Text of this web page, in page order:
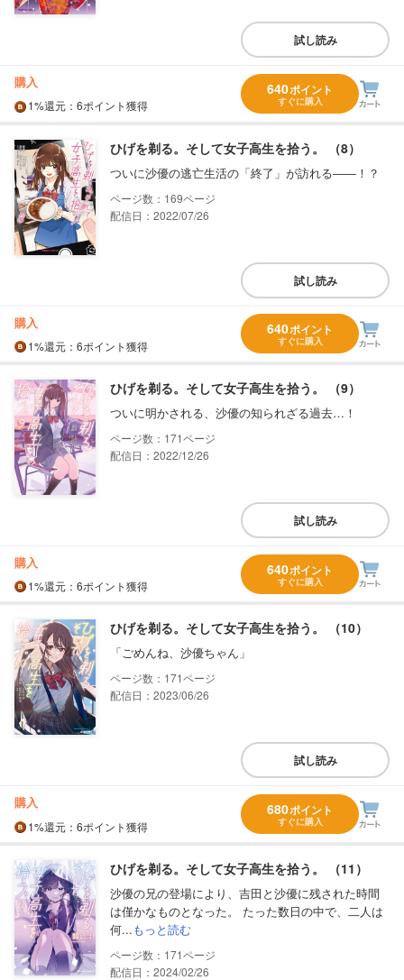
試し読み
購入
1%還元 ：6ポイント獲得
640ポイント
すぐに購入
ひげを剃る。そして女子高生を拾う。 （8）
ついに沙優の逃亡生活の「終了」が訪れる――！？
169
配信日：2022/07/26
試し読み
購入
1%還元 ：6ポイント獲得
640ポイント
すぐに購入
ひげを剃る。そして女子高生を拾う。 （9）
ついに明かされる、沙優の知られざる過去…！
171
配信日：2022/12/26
試し読み
購入
1%還元 ：6ポイント獲得
640ポイント
すぐに購入
ひげを剃る。そして女子高生を拾う。 （10）
「ごめんね、沙優ちゃん」
171
配信日：2023/06/26
試し読み
購入
1%還元 ：6ポイント獲得
680ポイント
すぐに購入
ひげを剃る。そして女子高生を拾う。 （11）
沙優の兄の登場により、吉田と沙優に残された時間
は僅かなものとなった。 たった数日の中で、二人は
何...もっと読む
171
配信日：2024/02/26